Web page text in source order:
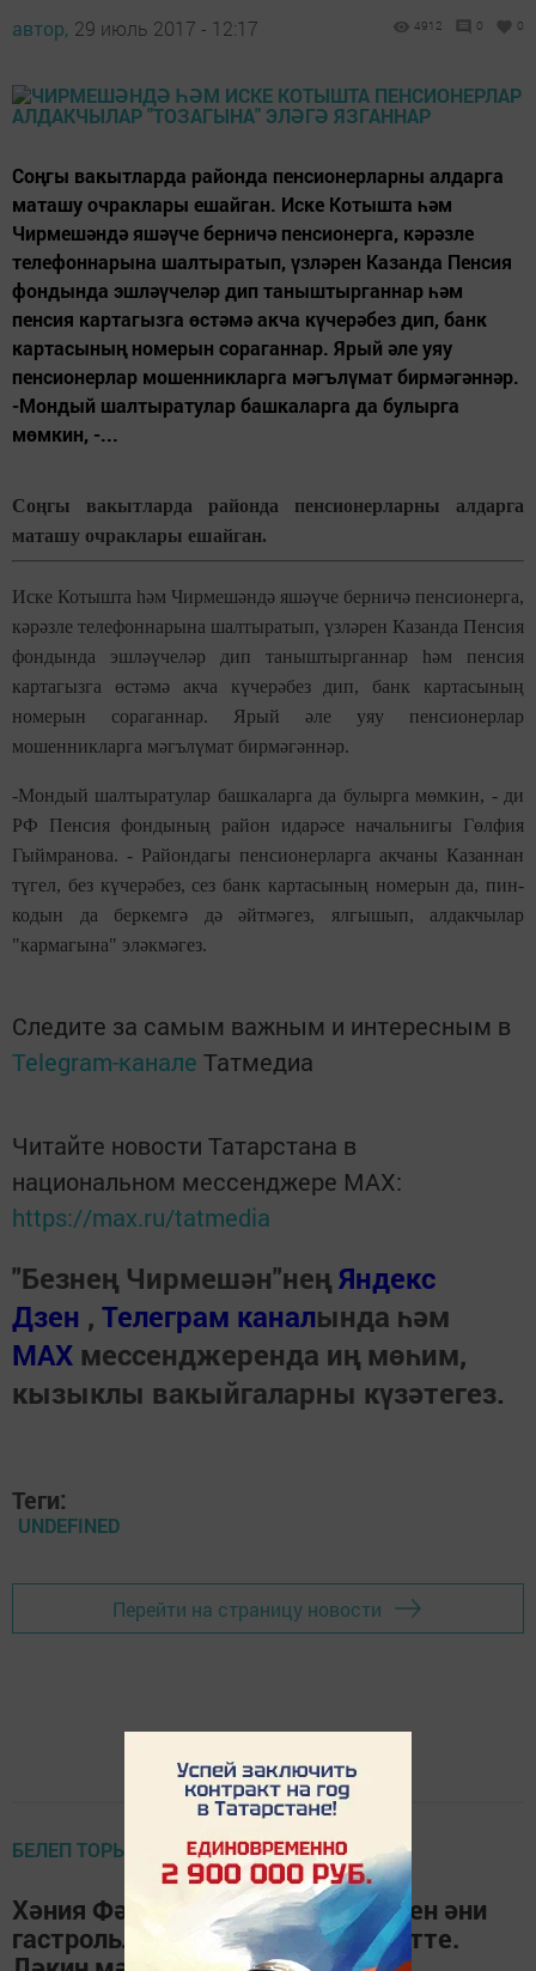
автор, 29 июль 2017 - 12:17 4912 0 0
Соңгы вакытларда районда пенсионерларны алдарга
маташу очраклары ешайган. Иске Котышта һәм
Чирмешәндә яшәүче берничә пенсионерга, кәрәзле
телефоннарына шалтыратып, үзләрен Казанда Пенсия
фондында эшләүчеләр дип таныштырганнар һәм
пенсия картагызга өстәмә акча күчерәбез дип, банк
картасының номерын сораганнар. Ярый әле уяу
пенсионерлар мошенникларга мәгълүмат бирмәгәннәр.
-Мондый шалтыратулар башкаларга да булырга
мөмкин, -...
Соңгы вакытларда районда пенсионерларны алдарга
маташу очраклары ешайган.
Иске Котышта һәм Чирмешәндә яшәүче берничә пенсионерга,
кәрәзле телефоннарына шалтыратып, үзләрен Казанда Пенсия
фондында эшләүчеләр дип таныштырганнар һәм пенсия
картагызга өстәмә акча күчерәбез дип, банк картасының
номерын сораганнар. Ярый әле уяу пенсионерлар
мошенникларга мәгълүмат бирмәгәннәр.
-Мондый шалтыратулар башкаларга да булырга мөмкин, - ди
РФ Пенсия фондының район идарәсе начальнигы Гөлфия
Гыймранова. - Райондагы пенсионерларга акчаны Казаннан
түгел, без күчерәбез, сез банк картасының номерын да, пин-
кодын да беркемгә дә әйтмәгез, ялгышып, алдакчылар
"кармагына" эләкмәгез.
Следите за самым важным и интересным в
Telegram-канале Татмедиа
Читайте новости Татарстана в
национальном мессенджере MАХ:
https://max.ru/tatmedia
"Безнең Чирмешән"неңЯндекс
Дзен , Телеграм каналында һәм
МАХ мессенджеренда иң мөһим,
кызыклы вакыйгаларны күзәтегез.
Теги:
UNDEFINED
Перейти на страницу новости
БЕЛЕП ТОРЫГЫЗ
Хәния Фәрхинең кызы Алия: Бүген әни
гастрольләрнең берсенә генә китте.